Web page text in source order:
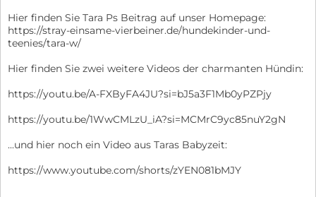
Hier finden Sie Tara Ps Beitrag auf unser Homepage:
https://stray-einsame-vierbeiner.de/hundekinder-und-
teenies/tara-w/
Hier finden Sie zwei weitere Videos der charmanten Hündin:
https://youtu.be/A-FXByFA4JU?si=bJ5a3F1Mb0yPZPjy
https://youtu.be/1WwCMLzU_iA?si=MCMrC9yc85nuY2gN
...und hier noch ein Video aus Taras Babyzeit:
https://www.youtube.com/shorts/zYEN081bMJY